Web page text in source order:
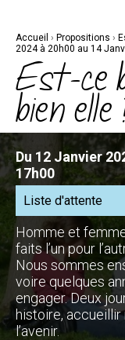
navigation
Accueil › Propositions ›
2024 à 20h00 au 14
Est-ce
bien
Du 12 Janvier
17h00
Liste d'attente
Homme et
faits l’un pour
Nous sommes
voire quelques
engager. Deux
histoire,
l’avenir.